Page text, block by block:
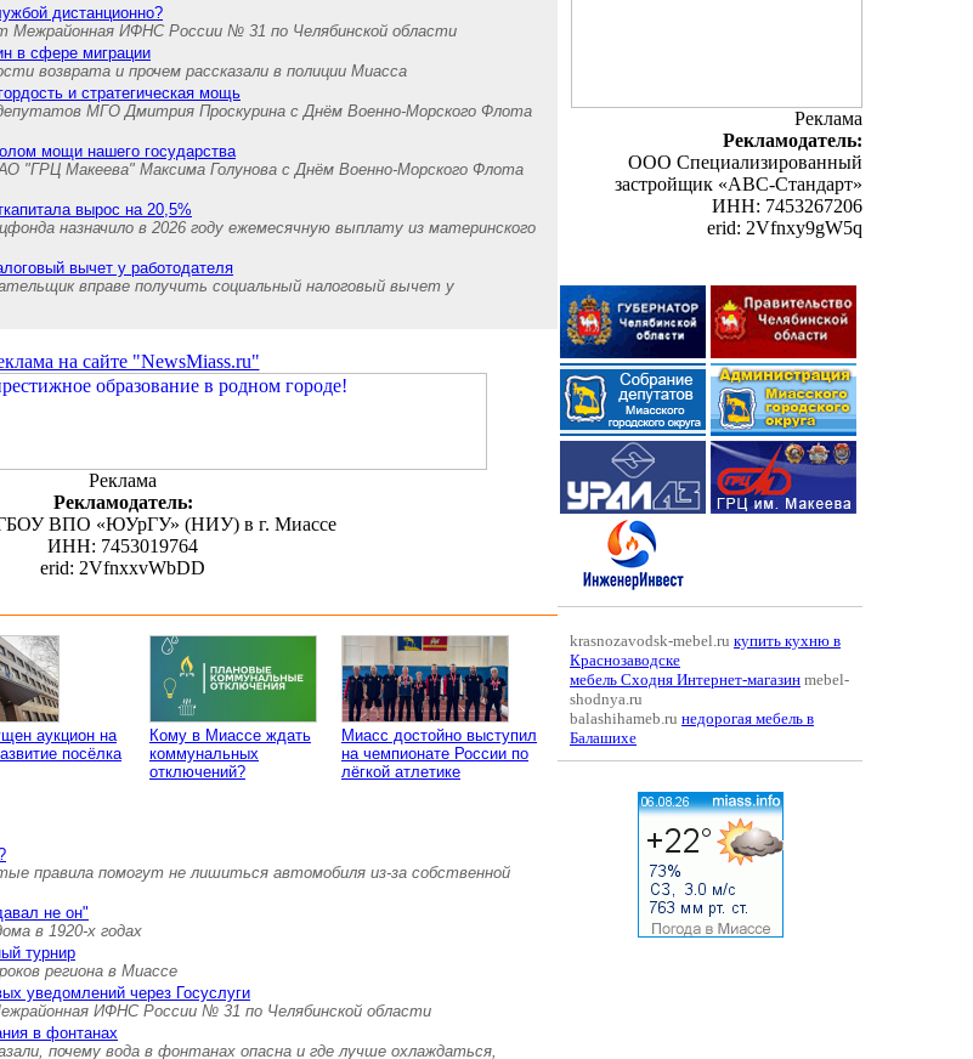
дистанционно?
ИФНС России № 31 по Челябинской области
в сфере миграции
возврата и прочем рассказали в полиции Миасса
и стратегическая мощь
МГО Дмитрия Проскурина с Днём Военно-Морского Флота
мощи нашего государства
АО "ГРЦ Макеева" Максима Голунова с Днём Военно-Морского Флота
вырос на 20,5%
назначило в 2026 году ежемесячную выплату из материнского
вычет у работодателя
вправе получить социальный налоговый вычет у
на сайте "NewsMiass.ru"
Реклама
Рекламодатель:
ВПО «ЮУрГУ» (НИУ) в г. Миассе
ИНН: 7453019764
erid: 2VfnxxvWbDD
аукцион на
посёлка
Кому в Миассе ждать
коммунальных
отключений?
Миасс достойно выступил
на чемпионате России по
лёгкой атлетике
правила помогут не лишиться автомобиля из-за собственной
не он"
в 1920-х годах
турнир
региона в Миассе
уведомлений через Госуслуги
ИФНС России № 31 по Челябинской области
в фонтанах
почему вода в фонтанах опасна и где лучше охлаждаться,
Реклама
Рекламодатель:
ООО Специализированный
застройщик «АВС-Стандарт»
ИНН: 7453267206
erid: 2Vfnxy9gW5q
krasnozavodsk-mebel.ru купить кухню в
Краснозаводске
мебель Сходня Интернет-магазин mebel-
shodnya.ru
balashihameb.ru недорогая мебель в
Балашихе